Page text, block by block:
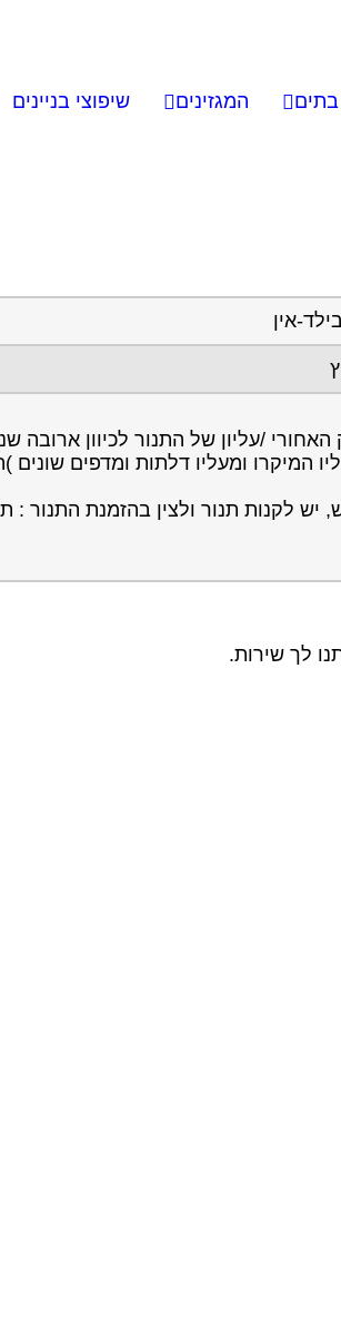
בתים המגזינים שיפוצי בניינים
אין
/עליון של התנור לכיוון ארובה
לקנות תנור ולצין בהזמנת התנור :
לך שירות.